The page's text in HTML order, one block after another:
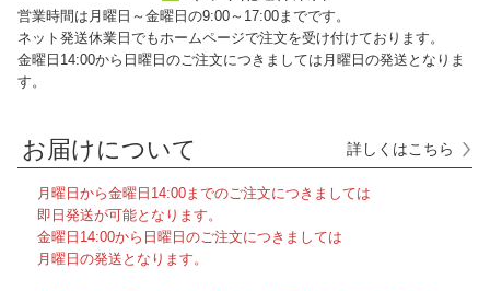
営業時間は月曜日～金曜日の9:00～17:00までです。
ネット発送休業日でもホームページで注文を受け付けております。
金曜日14:00から日曜日のご注文につきましては月曜日の発送となりま
す。
お届けについて 詳しくはこちら
月曜日から金曜日14:00までのご注文につきましては
即日発送が可能となります。
金曜日14:00から日曜日のご注文につきましては
月曜日の発送となります。